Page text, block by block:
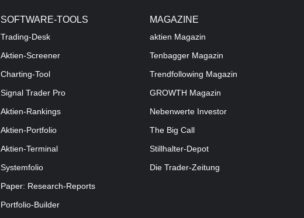
SOFTWARE-TOOLS
Trading-Desk
Aktien-Screener
Charting-Tool
Signal Trader Pro
Aktien-Rankings
Aktien-Portfolio
Aktien-Terminal
Systemfolio
Paper: Research-Reports
Portfolio-Builder
MAGAZINE
aktien Magazin
Tenbagger Magazin
Trendfollowing Magazin
GROWTH Magazin
Nebenwerte Investor
The Big Call
Stillhalter-Depot
Die Trader-Zeitung